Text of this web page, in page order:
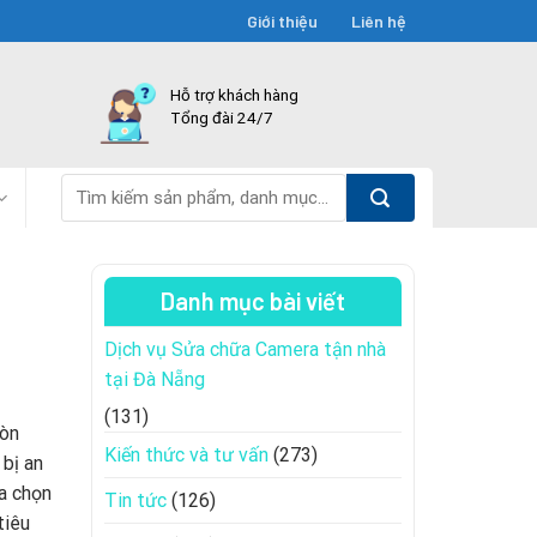
Giới thiệu Liên hệ
Hỗ trợ khách hàng
Tổng đài 24/7
kiếm:
an
chọn
Danh mục bài viết
Dịch vụ Sửa chữa Camera tận nhà
tại Đà Nẵng
(131)
Kiến thức và tư vấn (273)
Tin tức (126)